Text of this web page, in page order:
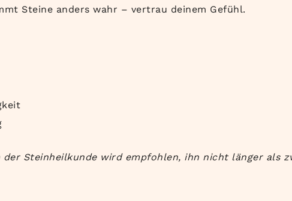
Steine anders wahr – vertrau deinem Gefühl.
Steinheilkunde wird empfohlen, ihn nicht länger als